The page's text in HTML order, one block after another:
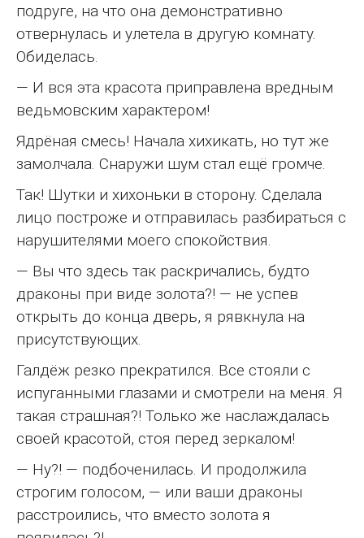
подруге, на что она демонстративно
отвернулась и улетела в другую комнату.
Обиделась.
— И вся эта красота приправлена вредным
ведьмовским характером!
Ядрёная смесь! Начала хихикать, но тут же
замолчала. Снаружи шум стал ещё громче.
Так! Шутки и хихоньки в сторону. Сделала
лицо построже и отправилась разбираться с
нарушителями моего спокойствия.
— Вы что здесь так раскричались, будто
драконы при виде золота?! — не успев
открыть до конца дверь, я рявкнула на
присутствующих.
Галдёж резко прекратился. Все стояли с
испуганными глазами и смотрели на меня. Я
такая страшная?! Только же наслаждалась
своей красотой, стоя перед зеркалом!
— Ну?! — подбоченилась. И продолжила
строгим голосом, — или ваши драконы
расстроились, что вместо золота я